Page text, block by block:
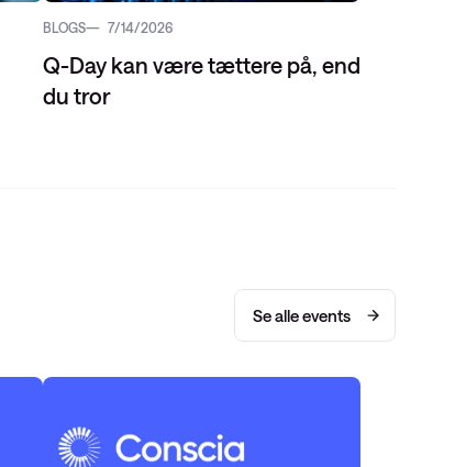
BLOGS 7/14/2026
Q-Day kan være tættere på, end
du tror
Se alle events